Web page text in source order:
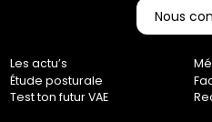
Home-trainer et colis de plus
Pour vos équipements lourds,
Votre colis vous parviendra en
ouvrés. (Pas d’expédition les
Nous
Les actu’s
Étude posturale
Test ton futur VAE